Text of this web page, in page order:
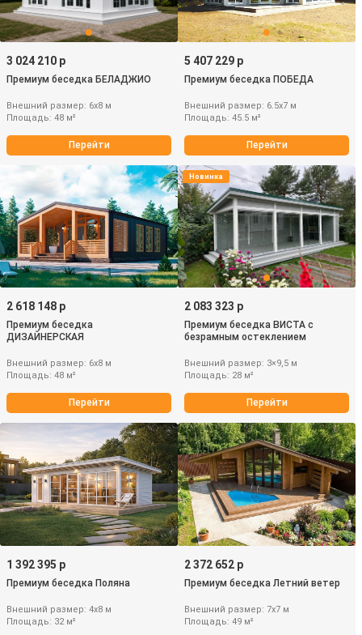
3 024 210 р
Премиум беседка БЕЛАДЖИО
Внешний размер: 6х8 м
Площадь: 48 м²
Перейти
5 407 229 р
Премиум беседка ПОБЕДА
Внешний размер: 6.5х7 м
Площадь: 45.5 м²
Перейти
2 618 148 р
Премиум беседка
ДИЗАЙНЕРСКАЯ
Внешний размер: 6х8 м
Площадь: 48 м²
Перейти
Новинка
2 083 323 р
Премиум беседка ВИСТА с
безрамным остеклением
Внешний размер: 3×9,5 м
Площадь: 28 м²
Перейти
1 392 395 р
Премиум беседка Поляна
Внешний размер: 4х8 м
Площадь: 32 м²
2 372 652 р
Премиум беседка Летний ветер
Внешний размер: 7х7 м
Площадь: 49 м²